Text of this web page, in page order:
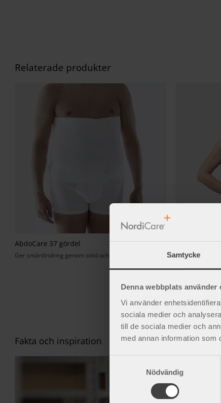
Samtycke
Denna webbplats använder
Vi använder
sociala medier och
till de sociala medier och
med annan information som
t
Nödvändig
Relaterade produkter
AbdoCare 37 gördel
Ger smärtlindring genom stöd och kompression.
AbdoBas
Elastisk gördel
550kr
Fakta och inspiration